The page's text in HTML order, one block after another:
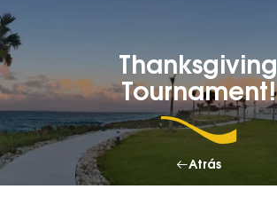
Thanksgiving
Tournament!
Atrás